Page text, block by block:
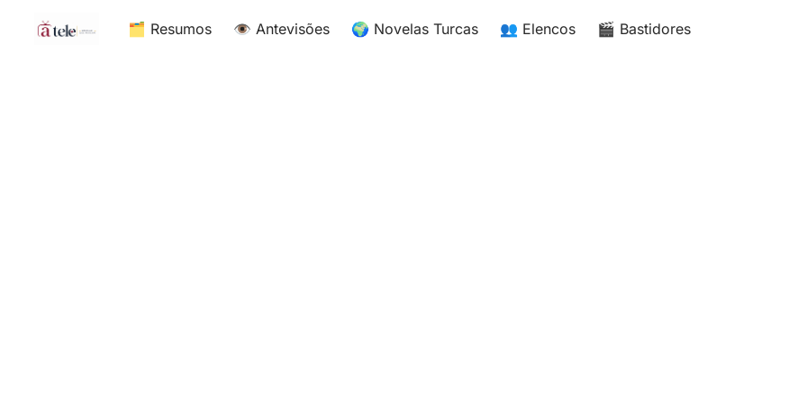
🗂 Resumos 👁 Antevisões 🌍 Novelas Turcas 👥 Elencos 🎬 Bastidores